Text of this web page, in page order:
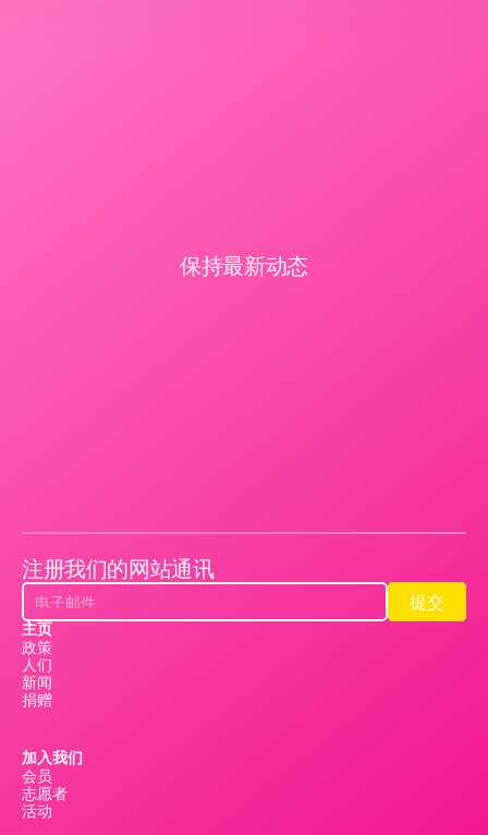
保持最新动态
注册我们的网站通讯
提交
提交
主页
政策
人们
新闻
捐赠
加入我们
会员
志愿者
活动